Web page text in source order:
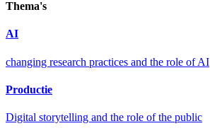
Thema's
AI
changing research practices and the role of AI
Productie
Digital storytelling and the role of the public